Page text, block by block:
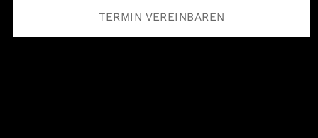
TERMIN VEREINBAREN